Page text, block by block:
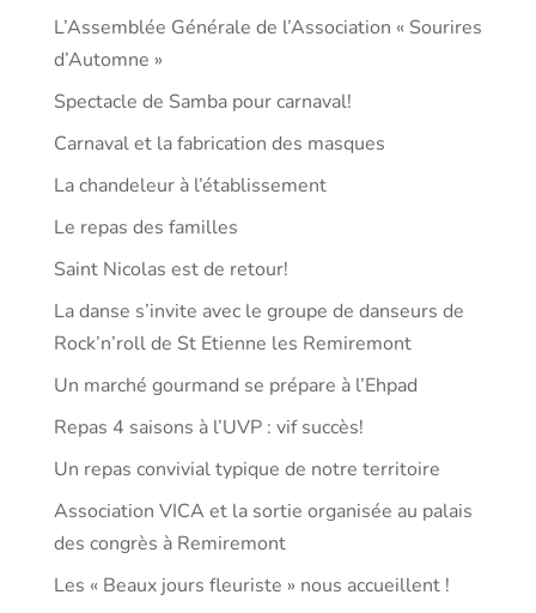
L’Assemblée Générale de l’Association « Sourires
d’Automne »
Spectacle de Samba pour carnaval!
Carnaval et la fabrication des masques
La chandeleur à l’établissement
Le repas des familles
Saint Nicolas est de retour!
La danse s’invite avec le groupe de danseurs de
Rock’n’roll de St Etienne les Remiremont
Un marché gourmand se prépare à l’Ehpad
Repas 4 saisons à l’UVP : vif succès!
Un repas convivial typique de notre territoire
Association VICA et la sortie organisée au palais
des congrès à Remiremont
Les « Beaux jours fleuriste » nous accueillent !